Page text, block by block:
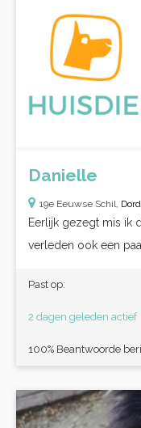
Danielle
19e Eeuwse Schil,
Eerlijk gezegt mis ik
verleden ook een
Past op:
2 dagen geleden actief
100% Beantwoorde